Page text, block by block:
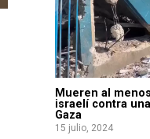
Mueren al
israelí contra
Gaza
15 julio, 2024